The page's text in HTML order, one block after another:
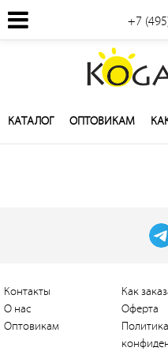
+7
КАТАЛОГ ОПТОВИКАМ
Контакты
О нас
Оптовикам
Как
Оферта
Политика